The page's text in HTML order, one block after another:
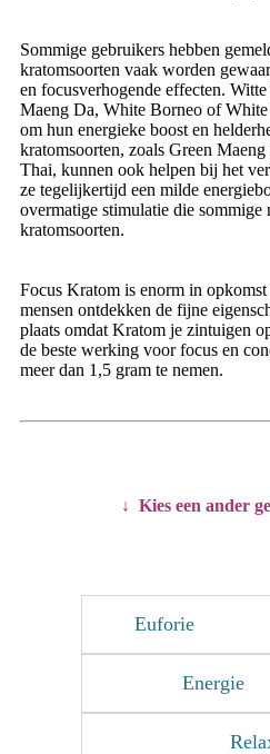
Sommige gebruikers hebben
kratomsoorten vaak worden
en focusverhogende effecten.
Maeng Da, White Borneo of
om hun energieke boost en
kratomsoorten, zoals Green
Thai, kunnen ook helpen bij het
ze tegelijkertijd een milde
overmatige stimulatie die sommige
kratomsoorten.
Focus Kratom is enorm in
mensen ontdekken de fijne
plaats omdat Kratom je zintuigen
de beste werking voor focus en
meer dan 1,5 gram te nemen.
↓ Kies een ander
Euforie
Energie